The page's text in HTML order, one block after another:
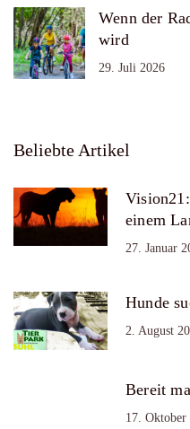
Wenn der
wird
29. Juli 2026
Beliebte Artikel
einem
27. Januar
Hunde
2. August
Bereit
17. Oktober